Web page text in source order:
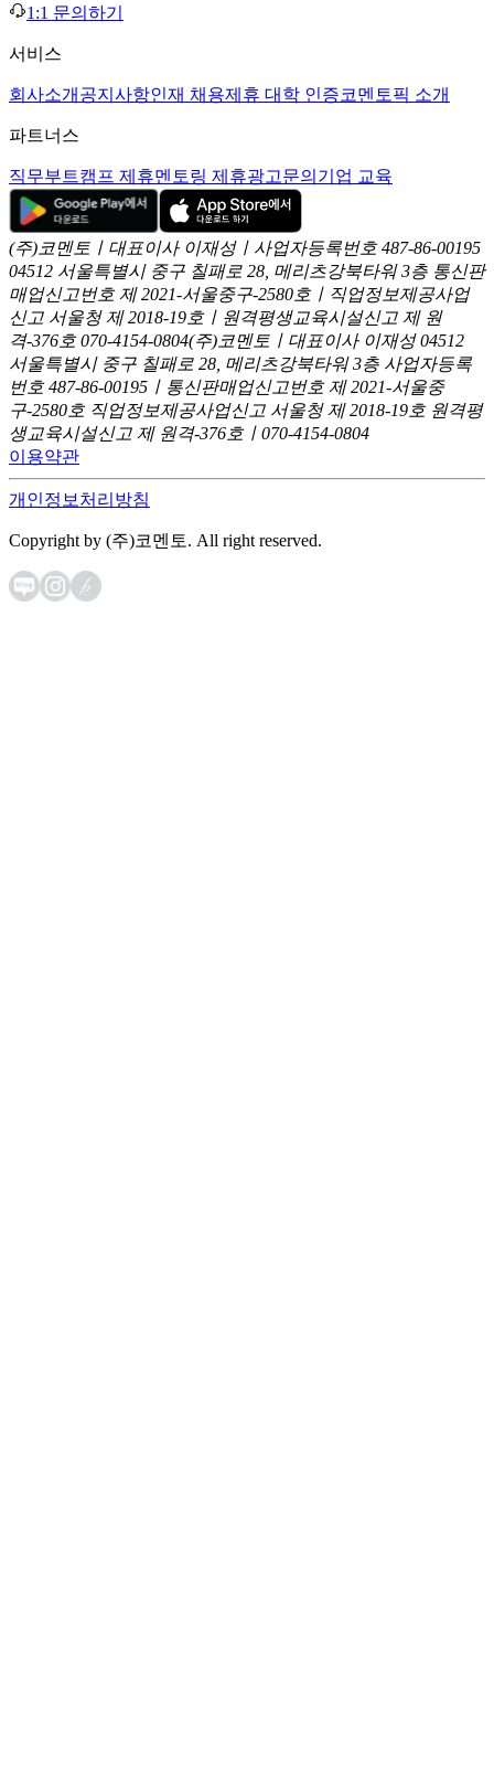
1:1 문의하기
서비스
회사소개 공지사항인재 채용제휴 대학 인증코멘토픽 소개
파트너스
직무부트캠프 제휴멘토링 제휴광고문의 기업 교육
(주)코멘토ㅣ대표이사 이재성ㅣ사업자등록번호 487-86-00195
04512 서울특별시 중구 칠패로 28, 메리츠강북타워 3층 통신판
매업신고번호 제 2021-서울중구-2580호ㅣ직업정보제공사업
신고 서울청 제 2018-19호ㅣ원격평생교육시설신고 제 원
격-376호 070-4154-0804(주)코멘토ㅣ대표이사 이재성 04512
서울특별시 중구 칠패로 28, 메리츠강북타워 3층 사업자등록
번호 487-86-00195ㅣ통신판매업신고번호 제 2021-서울중
구-2580호 직업정보제공사업신고 서울청 제 2018-19호 원격평
생교육시설신고 제 원격-376호ㅣ070-4154-0804
이용약관
개인정보처리방침
Copyright by (주)코멘토. All right reserved.